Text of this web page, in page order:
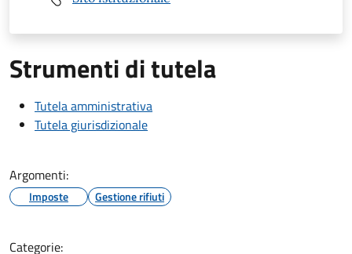
Strumenti di tutela
Tutela amministrativa
Tutela giurisdizionale
Argomenti:
Imposte Gestione rifiuti
Categorie: